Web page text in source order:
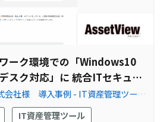
ーク環境での「Windows10
スク対応」に 統合ITセキュリ
」を採用
会社様 導入事例 - IT資産管理ツー
ら『AssetView』
IT資産管理ツール